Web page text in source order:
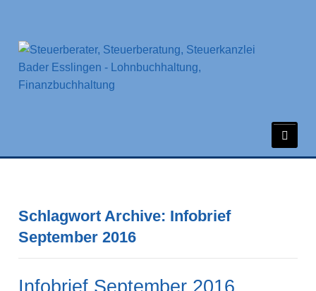
Schlagwort Archive: Infobrief
September 2016
Infobrief September 2016